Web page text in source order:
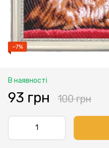
−7%
В наявності
93 грн 100 грн